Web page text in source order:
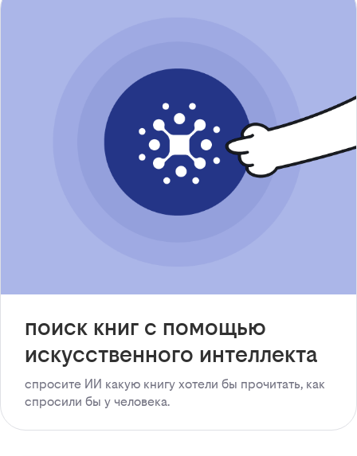
поиск книг с помощью
искусственного интеллекта
спросите ИИ какую книгу хотели бы прочитать, как
спросили бы у человека.